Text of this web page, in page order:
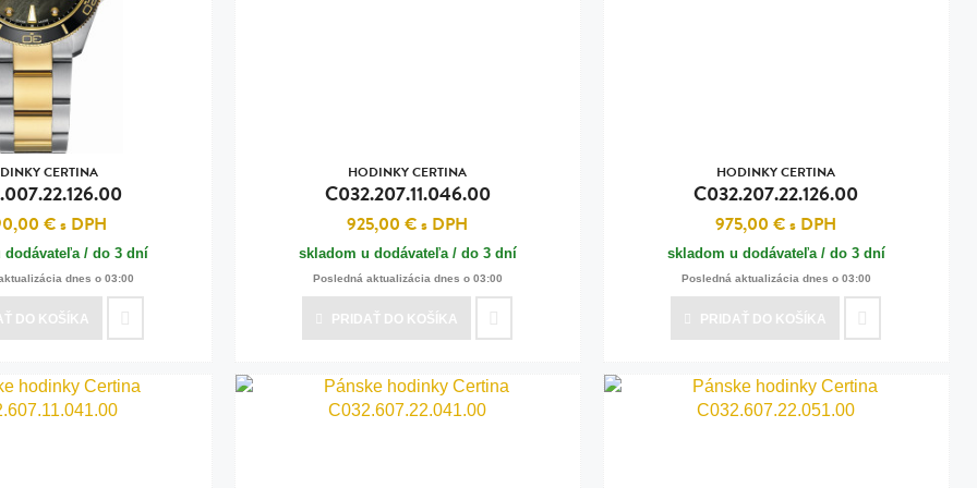
oceľ, silikón,
perla
oceľ, silikón,
oceľ
oceľ
oceľ
CERTINA
€s DPH
dodávateľa / do 3 dní
dnes o 03:00
DO KOŠÍKA
HODINKY CERTINA
C032.207.11.046.00
925,00 €s DPH
skladom u dodávateľa / do 3 dní
Posledná aktualizácia dnes o 03:00
PRIDAŤ DO KOŠÍKA
HODINKY CERTINA
C032.207.22.126.00
975,00 €s DPH
skladom u dodávateľa / do 3 dní
Posledná aktualizácia dnes o 03:00
PRIDAŤ DO KOŠÍKA